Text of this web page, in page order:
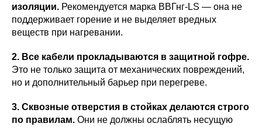
изоляции. Рекомендуется марка ВВГнг-LS — она не
поддерживает горение и не выделяет вредных
веществ при нагревании.
2. Все кабели прокладываются в защитной гофре.
Это не только защита от механических повреждений,
но и дополнительный барьер при перегреве.
3. Сквозные отверстия в стойках делаются строго
по правилам. Они не должны ослаблять несущую